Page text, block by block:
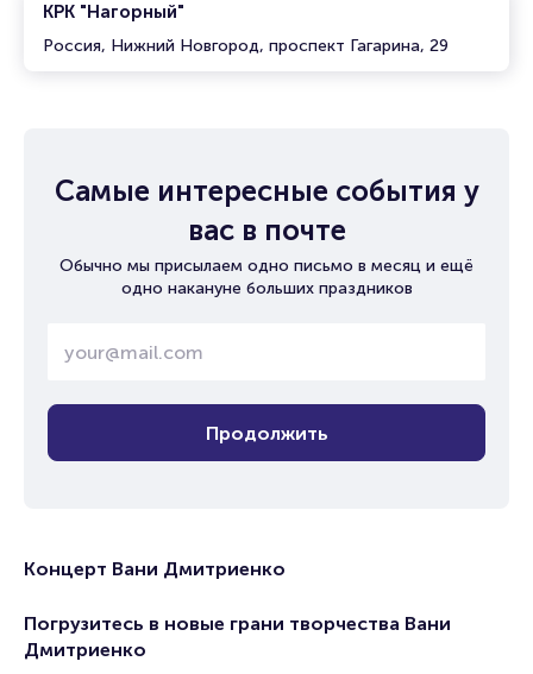
КРК "Нагорный"
Россия, Нижний Новгород, проспект Гагарина, 29
Самые интересные события у
вас в почте
Обычно мы присылаем одно письмо в месяц и ещё
одно накануне больших праздников
Продолжить
Концерт Вани Дмитриенко
Погрузитесь в новые грани творчества Вани
Дмитриенко